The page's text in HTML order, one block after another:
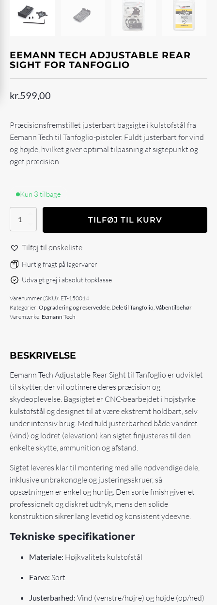
EEMANN TECH ADJUSTABLE REAR
SIGHT FOR TANFOGLIO
kr. 599,00
Præcisionsfremstillet justerbart bagsigte i kulstofstål fra
Eemann Tech til Tanfoglio-pistoler. Fuldt justerbart for vind
og højde, hvilket giver optimal tilpasning af sigtepunkt og
øget præcision.
Kun 3 tilbage
Eemann
Rear
Sight
for
Tanfoglio
antal
TILFØJ TIL KURV
Tilføj til ønskeliste
Hurtig fragt på lagervarer
Udvalgt grej i absolut topklasse
Varenummer (SKU): ET-150014
Kategorier: Opgradering og reservedele, Dele til Tangfolio,Våbentilbehør
Varemærke: Eemann Tech
BESKRIVELSE
Eemann Tech Adjustable Rear Sight til Tanfoglio er udviklet
til skytter, der vil optimere deres præcision og
skydeoplevelse. Bagsigtet er CNC-bearbejdet i højstyrke
kulstofstål og designet til at være ekstremt holdbart, selv
under intensiv brug. Med fuld justerbarhed både vandret
(vind) og lodret (elevation) kan sigtet finjusteres til den
enkelte skytte, ammunition og afstand.
Sigtet leveres klar til montering med alle nødvendige dele,
inklusive unbrakonøgle og justeringsskruer, så
opsætningen er enkel og hurtig. Den sorte finish giver et
professionelt og diskret udtryk, mens den solide
konstruktion sikrer lang levetid og konsistent ydeevne.
Tekniske specifikationer
Materiale: Højkvalitets kulstofstål
Farve: Sort
Justerbarhed: Vind (venstre/højre) og højde (op/ned)